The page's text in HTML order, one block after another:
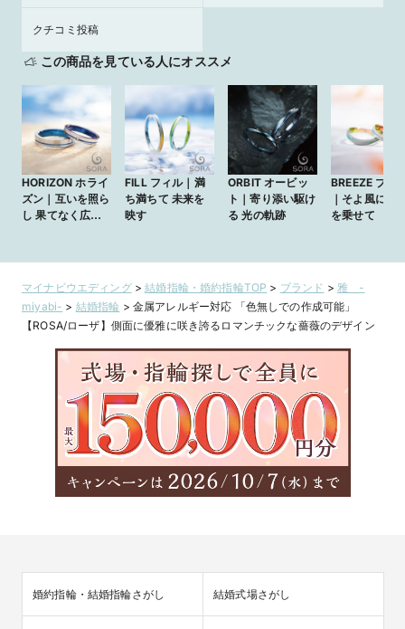
クチコミ投稿
この商品を見ている人にオススメ
HORIZON ホライ
ズン｜互いを照ら
し 果てなく広が
FILL フィル｜満
ち満ちて 未来を
映す
ORBIT オービッ
ト｜寄り添い駆け
る 光の軌跡
BREEZE ブリ
｜そよ風に 想
を乗せて
マイナビウエディング>結婚指輪・婚約指輪TOP > ブランド > 雅 -
miyabi- > 結婚指輪 > 金属アレルギー対応 「色無しでの作成可能」
【ROSA/ローザ】側面に優雅に咲き誇るロマンチックな薔薇のデザイン
婚約指輪・結婚指輪さがし 結婚式場さがし